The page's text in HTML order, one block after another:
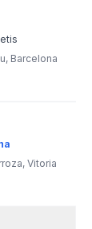
, Barcelona
, Vitoria